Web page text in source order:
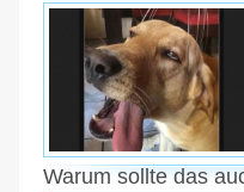
Warum sollte das